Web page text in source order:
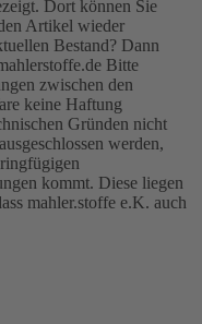
Dort können Sie
Artikel wieder
Bestand? Dann
Bitte
zwischen den
keine Haftung
Gründen nicht
werden,
kommt. Diese liegen
mahler.stoffe e.K. auch